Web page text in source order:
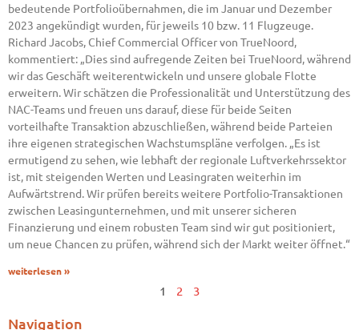
bedeutende Portfolioübernahmen, die im Januar und Dezember
2023 angekündigt wurden, für jeweils 10 bzw. 11 Flugzeuge.
Richard Jacobs, Chief Commercial Officer von TrueNoord,
kommentiert: „Dies sind aufregende Zeiten bei TrueNoord, während
wir das Geschäft weiterentwickeln und unsere globale Flotte
erweitern. Wir schätzen die Professionalität und Unterstützung des
NAC-Teams und freuen uns darauf, diese für beide Seiten
vorteilhafte Transaktion abzuschließen, während beide Parteien
ihre eigenen strategischen Wachstumspläne verfolgen. „Es ist
ermutigend zu sehen, wie lebhaft der regionale Luftverkehrssektor
ist, mit steigenden Werten und Leasingraten weiterhin im
Aufwärtstrend. Wir prüfen bereits weitere Portfolio-Transaktionen
zwischen Leasingunternehmen, und mit unserer sicheren
Finanzierung und einem robusten Team sind wir gut positioniert,
um neue Chancen zu prüfen, während sich der Markt weiter öffnet.“
weiterlesen »
1 2 3
Navigation